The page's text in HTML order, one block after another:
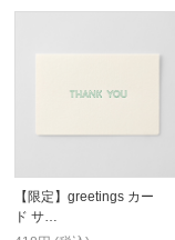
【限定】greetings カー
ド サ…